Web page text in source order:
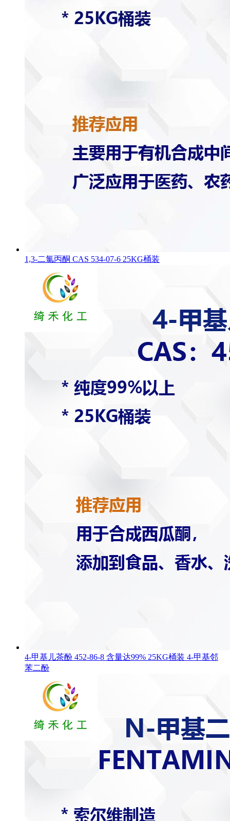
1,3-二氯丙酮 CAS 534-07-6 25KG桶装
4-甲基儿茶酚 452-86-8 含量达99% 25KG桶装 4-甲基邻
苯二酚